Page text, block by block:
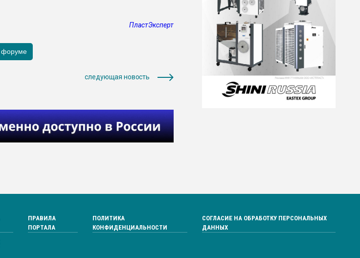
ПластЭксперт
следующая новость
ПРАВИЛА
ПОРТАЛА
ПОЛИТИКА
КОНФИДЕНЦИАЛЬНОСТИ
СОГЛАСИЕ НА ОБРАБОТКУ ПЕРСОНАЛЬНЫХ
ДАННЫХ